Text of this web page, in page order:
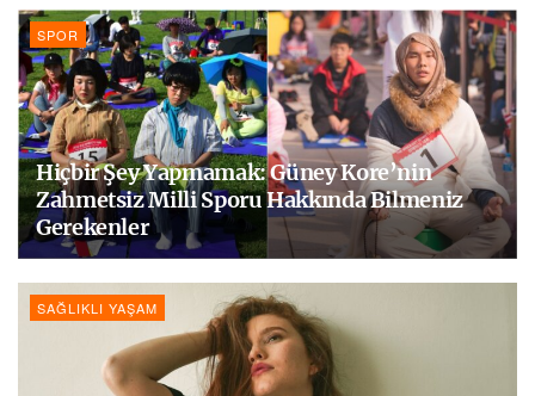
SPOR
Hiçbir Şey Yapmamak: Güney Kore’nin
Zahmetsiz Milli Sporu Hakkında Bilmeniz
Gerekenler
SAĞLIKLI YAŞAM